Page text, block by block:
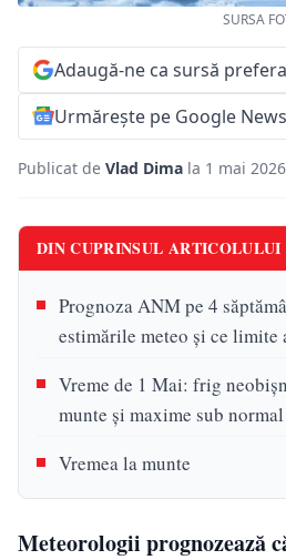
SURSA
Adaugă-ne ca sursă
Urmărește pe Google News
Publicat de Vlad Dima la 1 mai
DIN CUPRINSUL ARTICOLULUI
Prognoza ANM pe 4
estimările meteo și ce
Vreme de 1 Mai: frig
munte și maxime sub
Vremea la munte
Meteorologii prognozează